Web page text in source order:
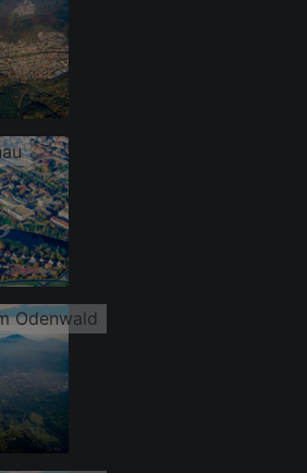
Odenwald